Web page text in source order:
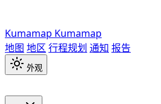
Kumamap Kumamap
地图 地区 行程规划 通知 报告
外观